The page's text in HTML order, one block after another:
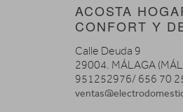
ACOSTA
CONFORT Y
Calle Deuda 9
29004. MÁLAGA
951252976/ 656 70